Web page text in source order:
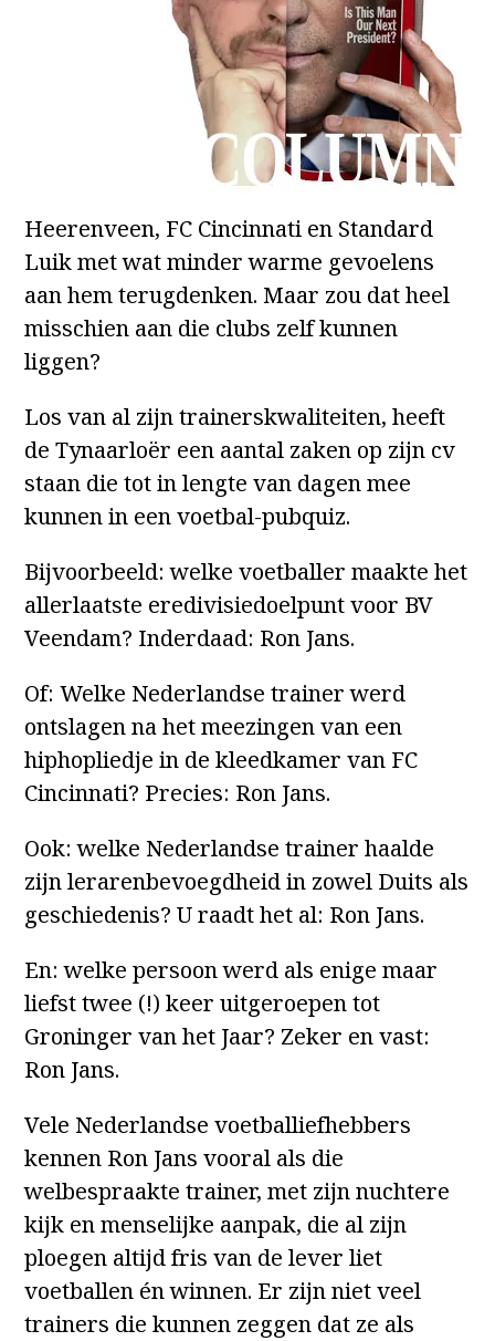
Heerenveen, FC Cincinnati en Standard
Luik met wat minder warme gevoelens
aan hem terugdenken. Maar zou dat heel
misschien aan die clubs zelf kunnen
liggen?
Los van al zijn trainerskwaliteiten, heeft
de Tynaarloër een aantal zaken op zijn cv
staan die tot in lengte van dagen mee
kunnen in een voetbal-pubquiz.
Bijvoorbeeld: welke voetballer maakte het
allerlaatste eredivisiedoelpunt voor BV
Veendam? Inderdaad: Ron Jans.
Of: Welke Nederlandse trainer werd
ontslagen na het meezingen van een
hiphopliedje in de kleedkamer van FC
Cincinnati? Precies: Ron Jans.
Ook: welke Nederlandse trainer haalde
zijn lerarenbevoegdheid in zowel Duits als
geschiedenis? U raadt het al: Ron Jans.
En: welke persoon werd als enige maar
liefst twee (!) keer uitgeroepen tot
Groninger van het Jaar? Zeker en vast:
Ron Jans.
Vele Nederlandse voetballiefhebbers
kennen Ron Jans vooral als die
welbespraakte trainer, met zijn nuchtere
kijk en menselijke aanpak, die al zijn
ploegen altijd fris van de lever liet
voetballen én winnen. Er zijn niet veel
trainers die kunnen zeggen dat ze als